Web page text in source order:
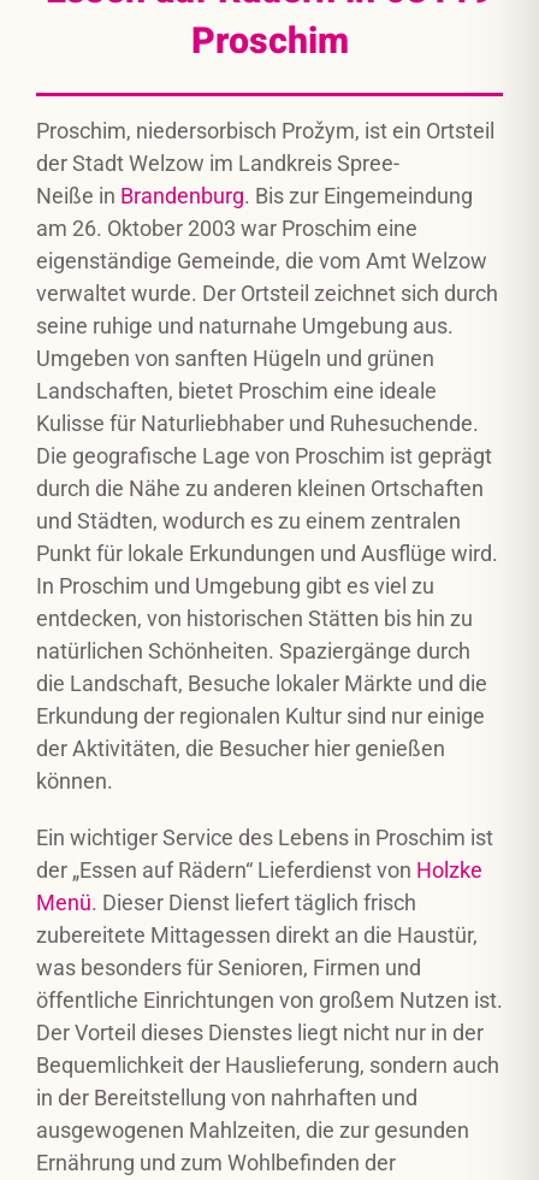
Proschim
Proschim, niedersorbisch Prožym, ist ein Ortsteil
der Stadt Welzow im Landkreis Spree-
Neiße in Brandenburg. Bis zur Eingemeindung
am 26. Oktober 2003 war Proschim eine
eigenständige Gemeinde, die vom Amt Welzow
verwaltet wurde. Der Ortsteil zeichnet sich durch
seine ruhige und naturnahe Umgebung aus.
Umgeben von sanften Hügeln und grünen
Landschaften, bietet Proschim eine ideale
Kulisse für Naturliebhaber und Ruhesuchende.
Die geografische Lage von Proschim ist geprägt
durch die Nähe zu anderen kleinen Ortschaften
und Städten, wodurch es zu einem zentralen
Punkt für lokale Erkundungen und Ausflüge wird.
In Proschim und Umgebung gibt es viel zu
entdecken, von historischen Stätten bis hin zu
natürlichen Schönheiten. Spaziergänge durch
die Landschaft, Besuche lokaler Märkte und die
Erkundung der regionalen Kultur sind nur einige
der Aktivitäten, die Besucher hier genießen
können.
Ein wichtiger Service des Lebens in Proschim ist
der „Essen auf Rädern“ Lieferdienst von Holzke
Menü. Dieser Dienst liefert täglich frisch
zubereitete Mittagessen direkt an die Haustür,
was besonders für Senioren, Firmen und
öffentliche Einrichtungen von großem Nutzen ist.
Der Vorteil dieses Dienstes liegt nicht nur in der
Bequemlichkeit der Hauslieferung, sondern auch
in der Bereitstellung von nahrhaften und
ausgewogenen Mahlzeiten, die zur gesunden
Ernährung und zum Wohlbefinden der